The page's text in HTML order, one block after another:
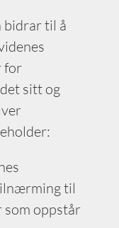
bidrar til å
for
sitt og
til
som oppstår